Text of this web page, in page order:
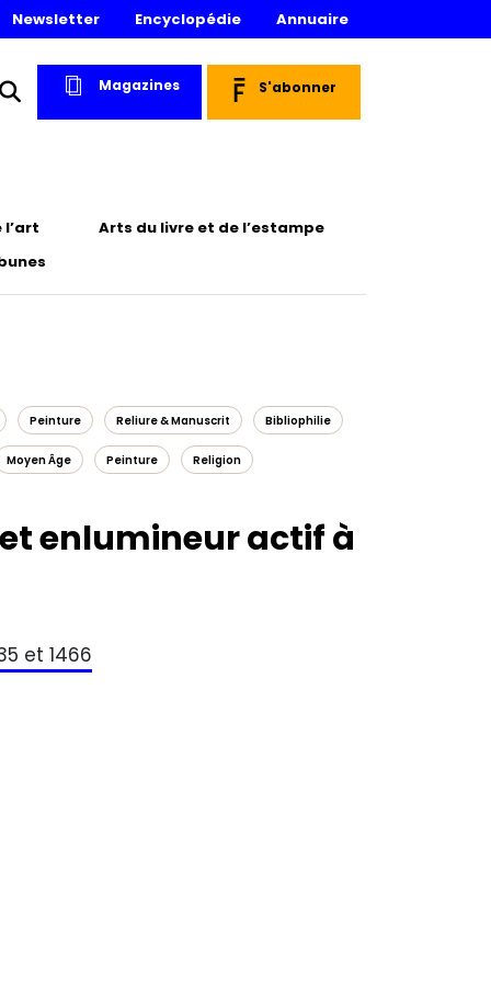
Newsletter Encyclopédie Annuaire
Magazines S'abonner
l’art
Arts du livre et de l’estampe
Peinture Reliure & Manuscrit Bibliophilie
Moyen Âge Peinture Religion
enlumineur actif à
et 1466